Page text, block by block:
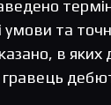
термін
умови та
в яких
гравець